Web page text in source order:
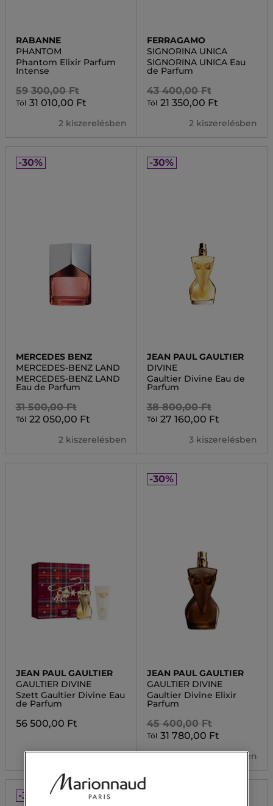
RABANNE
PHANTOM
Phantom Elixir Parfum
Intense
59 300,00 Ft
Tól 31 010,00 Ft
2 kiszerelésben
FERRAGAMO
SIGNORINA UNICA
SIGNORINA UNICA Eau
de Parfum
43 400,00 Ft
Tól 21 350,00 Ft
2 kiszerelésben
-30%
MERCEDES BENZ
MERCEDES-BENZ LAND
MERCEDES-BENZ LAND
Eau de Parfum
31 500,00 Ft
Tól 22 050,00 Ft
2 kiszerelésben
-30%
JEAN PAUL GAULTIER
DIVINE
Gaultier Divine Eau de
Parfum
38 800,00 Ft
Tól 27 160,00 Ft
3 kiszerelésben
JEAN PAUL GAULTIER
GAULTIER DIVINE
Szett Gaultier Divine Eau
de Parfum
56 500,00 Ft
-30%
JEAN PAUL GAULTIER
GAULTIER DIVINE
Gaultier Divine Elixir
Parfum
45 400,00 Ft
Tól 31 780,00 Ft
3 kiszerelésben
-30%